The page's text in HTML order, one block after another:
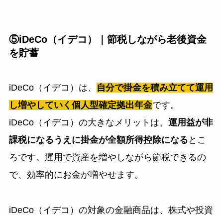
⑤iDeCo（イデコ）｜節税しながら老後資金
を貯蓄
iDeCo（イデコ）は、
自分で掛金を積み立てて運用
し増やしていく個人型確定拠出年金です。
iDeCo（イデコ）の大きなメリットは、 運用益が非
課税になるうえに掛金が全額所得控除になる とこ
ろです。運用で資産を増やしながら節税できるの
で、効率的にお金が増やせます。
iDeCo（イデコ）の対象の金融商品は、株式や投資